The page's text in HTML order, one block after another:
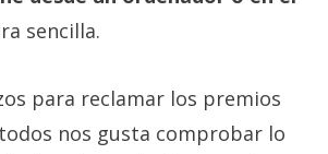
sencilla.
para reclamar los premios
nos gusta comprobar lo